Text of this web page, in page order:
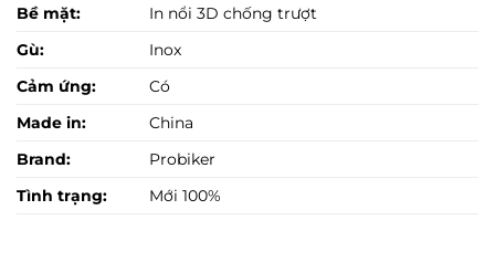
Bề mặt:
In nổi 3D chống trượt
Gù:
Inox
Cảm ứng:
Có
Made in:
China
Brand:
Probiker
Tình trạng:
Mới 100%